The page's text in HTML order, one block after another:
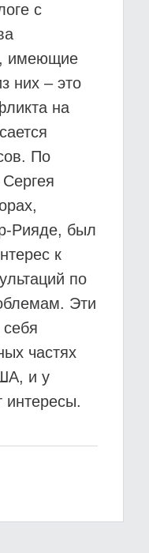
с
имеющие
них – это
на
По
Рияде, был
к
по
Эти
частях
и у
интересы.